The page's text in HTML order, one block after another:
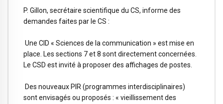
P. Gillon, secrétaire scientifique du CS, informe des
demandes faites par le CS :
Une CID « Sciences de la communication » est mise en
place. Les sections 7 et 8 sont directement concernées.
Le CSD est invité à proposer des affichages de postes.
Des nouveaux PIR (programmes interdisciplinaires)
sont envisagés ou proposés : « vieillissement des